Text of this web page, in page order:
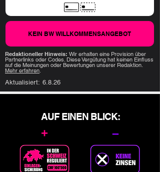
KEIN BW WILLKOMMENSANGEBOT
Redaktioneller Hinweis: Wir erhalten eine Provision über
Partnerlinks oder Codes. Diese Vergütung hat keinen Einfluss
auf die Meinungen oder Bewertungen unserer Redaktion.
Mehr erfahren.
Aktualisiert: 6.8.26
AUF EINEN BLICK:
+ –